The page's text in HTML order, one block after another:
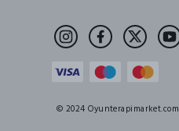
© 2024 Oyunterapimarket.com